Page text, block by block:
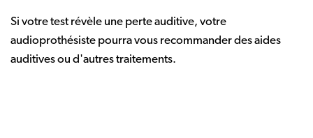
Si votre test révèle une perte auditive, votre
audioprothésiste pourra vous recommander des aides
auditives ou d'autres traitements.